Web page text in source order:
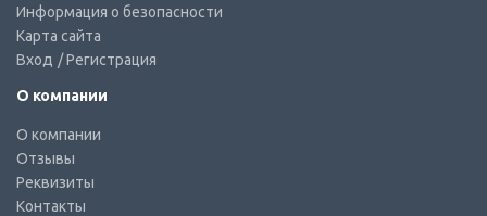
Информация о безопасности
Карта сайта
Вход / Регистрация
О компании
О компании
Отзывы
Реквизиты
Контакты